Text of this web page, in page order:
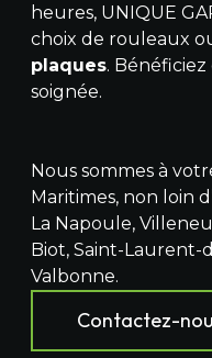
heures, UNIQUE
choix de rouleaux
plaques. Bénéficiez
soignée.
Nous sommes à
Maritimes, non loin
La Napoule,
Biot, Saint-Laurent-
Valbonne.
Contactez-